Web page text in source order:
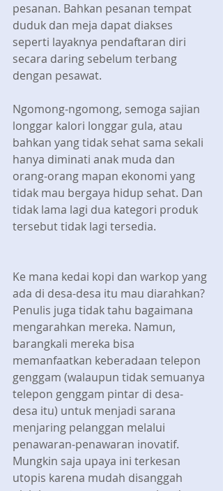
pesanan. Bahkan pesanan tempat
duduk dan meja dapat diakses
seperti layaknya pendaftaran diri
secara daring sebelum terbang
dengan pesawat.
Ngomong-ngomong, semoga sajian
longgar kalori longgar gula, atau
bahkan yang tidak sehat sama sekali
hanya diminati anak muda dan
orang-orang mapan ekonomi yang
tidak mau bergaya hidup sehat. Dan
tidak lama lagi dua kategori produk
tersebut tidak lagi tersedia.
Ke mana kedai kopi dan warkop yang
ada di desa-desa itu mau diarahkan?
Penulis juga tidak tahu bagaimana
mengarahkan mereka. Namun,
barangkali mereka bisa
memanfaatkan keberadaan telepon
genggam (walaupun tidak semuanya
telepon genggam pintar di desa-
desa itu) untuk menjadi sarana
menjaring pelanggan melalui
penawaran-penawaran inovatif.
Mungkin saja upaya ini terkesan
utopis karena mudah disanggah